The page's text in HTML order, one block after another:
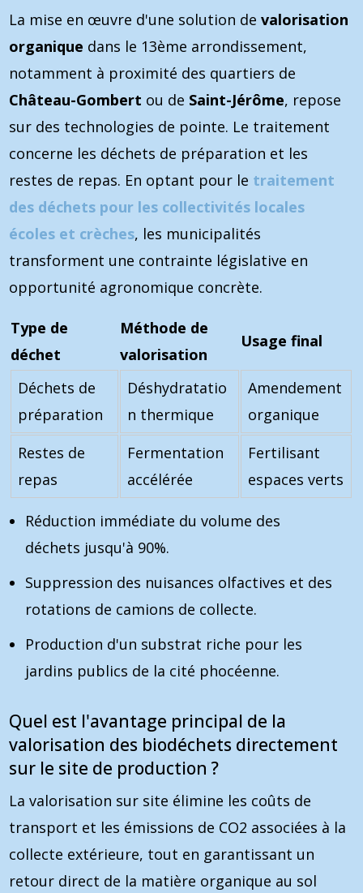
La mise en œuvre d'une solution devalorisation
organique dans le 13ème arrondissement,
notamment à proximité des quartiers de
Château-Gombert ou de Saint-Jérôme, repose
sur des technologies de pointe. Le traitement
concerne les déchets de préparation et les
restes de repas. En optant pour le traitement
des déchets pour les collectivités locales
écoles et crèches, les municipalités
transforment une contrainte législative en
opportunité agronomique concrète.
Type de
déchet
Méthode de
valorisation
Usage final
Déchets de
préparation
Déshydratatio
n thermique
Amendement
organique
Restes de
repas
Fermentation
accélérée
Fertilisant
espaces verts
Réduction immédiate du volume des
déchets jusqu'à 90%.
Suppression des nuisances olfactives et des
rotations de camions de collecte.
Production d'un substrat riche pour les
jardins publics de la cité phocéenne.
Quel est l'avantage principal de la
valorisation des biodéchets directement
sur le site de production ?
La valorisation sur site élimine les coûts de
transport et les émissions de CO2 associées à la
collecte extérieure, tout en garantissant un
retour direct de la matière organique au sol